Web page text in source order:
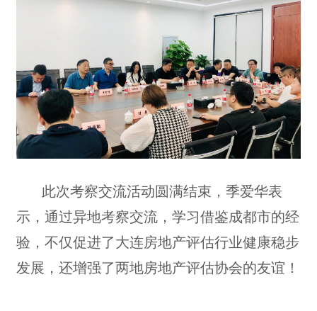
此次考察交流活动圆满结束，季爱华表
示，通过异地考察交流，学习借鉴成都市的经
验，不仅促进了大连房地产评估行业健康稳步
发展，还增强了两地房地产评估协会的友谊！